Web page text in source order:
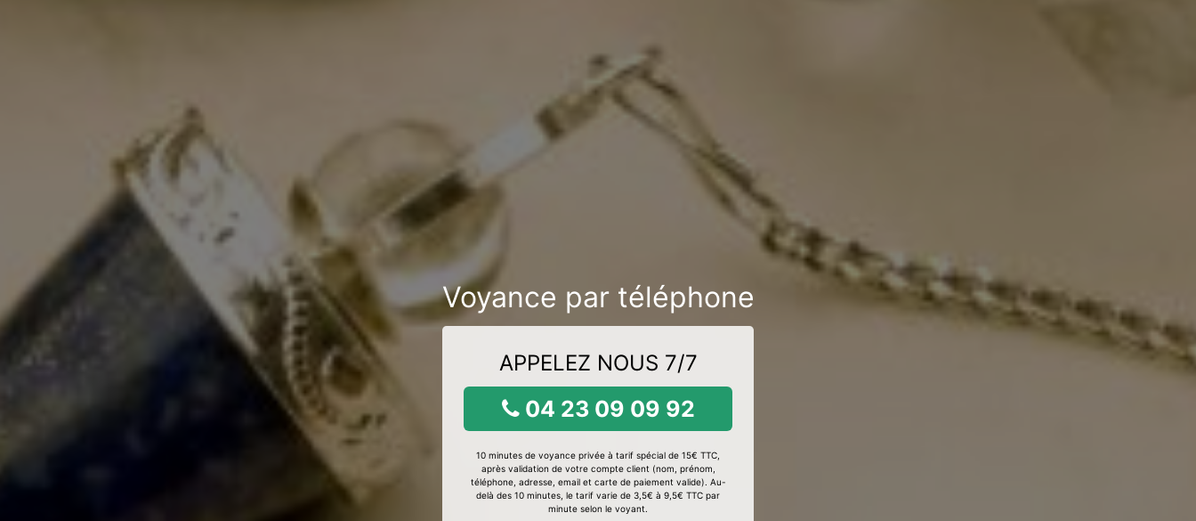
Voyance par téléphone
APPELEZ NOUS 7/7
04 23 09 09 92
10 minutes de voyance privée à tarif spécial de 15€ TTC,
après validation de votre compte client (nom, prénom,
téléphone, adresse, email et carte de paiement valide). Au-
delà des 10 minutes, le tarif varie de 3,5€ à 9,5€ TTC par
minute selon le voyant.